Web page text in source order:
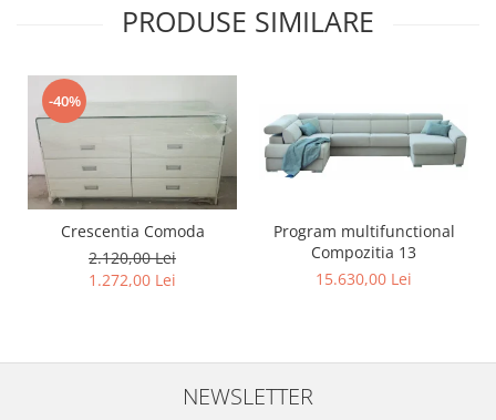
PRODUSE SIMILARE
-40%
Crescentia Comoda
2.120,00 Lei
1.272,00 Lei
Program multifunctional
Compozitia 13
15.630,00 Lei
NEWSLETTER